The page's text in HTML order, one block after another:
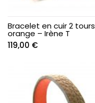
Bracelet en cuir 2 tours
orange – Irène T
119,00 €